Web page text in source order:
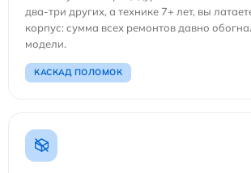
два-три других, а технике 7+ лет, вы
корпус: сумма всех ремонтов давно
модели.
КАСКАД ПОЛОМОК